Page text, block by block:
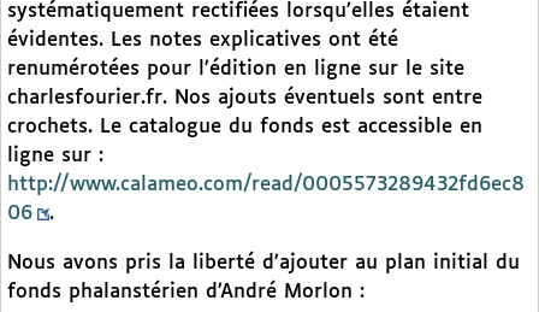
systématiquement rectifiées lorsqu’elles étaient
évidentes. Les notes explicatives ont été
renumérotées pour l’édition en ligne sur le site
charlesfourier.fr. Nos ajouts éventuels sont entre
crochets. Le catalogue du fonds est accessible en
ligne sur :
http://www.calameo.com/read/0005573289432fd6ec8
06
.
Nous avons pris la liberté d’ajouter au plan initial du
fonds phalanstérien d’André Morlon :